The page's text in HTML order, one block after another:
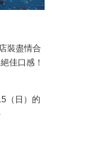
裝盡情合
佳口感！
（日）的